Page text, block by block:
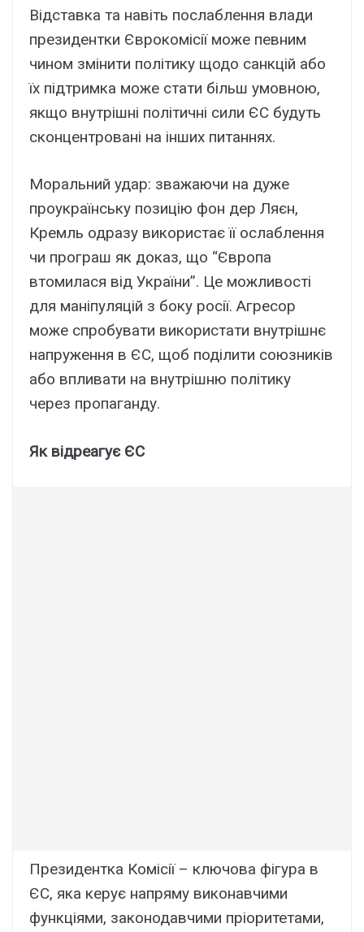
Відставка та навіть послаблення влади
президентки Єврокомісії може певним
чином змінити політику щодо санкцій або
їх підтримка може стати більш умовною,
якщо внутрішні політичні сили ЄС будуть
сконцентровані на інших питаннях.
Моральний удар: зважаючи на дуже
проукраїнську позицію фон дер Ляєн,
Кремль одразу використає її ослаблення
чи програш як доказ, що “Європа
втомилася від України”. Це можливості
для маніпуляцій з боку росії. Агресор
може спробувати використати внутрішнє
напруження в ЄС, щоб поділити союзників
або впливати на внутрішню політику
через пропаганду.
Як відреагує ЄС
Президентка Комісії – ключова фігура в
ЄС, яка керує напряму виконавчими
функціями, законодавчими пріоритетами,